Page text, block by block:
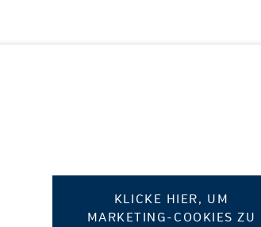
KLICKE HIER, UM
MARKETING-COOKIES ZU